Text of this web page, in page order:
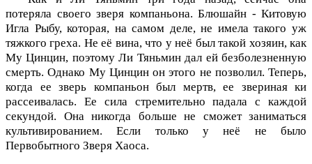
потеряла своего зверя компаньона. Блюшайн - Китовую
Игла Рыбу, которая, на самом деле, не имела такого уж
тяжкого греха. Не её вина, что у неё был такой хозяин, как
Му Цинцин, поэтому Ли Тяньмин дал ей безболезненную
смерть. Однако Му Цинцин он этого не позволил. Теперь,
когда ее зверь компаньон был мертв, ее звериная ки
рассеивалась. Ее сила стремительно падала с каждой
секундой. Она никогда больше не сможет заниматься
культивированием. Если только у неё не было
Первобытного Зверя Хаоса.